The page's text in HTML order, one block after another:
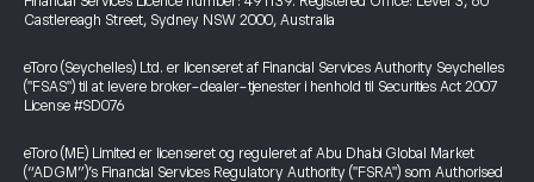
Castlereagh Street, Sydney NSW 2000, Australia
eToro (Seychelles) Ltd. er licenseret af Financial Services Authority Seychelles
("FSAS") til at levere broker-dealer-tjenester i henhold til Securities Act 2007
License #SD076
eToro (ME) Limited er licenseret og reguleret af Abu Dhabi Global Market
(“ADGM”)’s Financial Services Regulatory Authority ("FSRA") som Authorised